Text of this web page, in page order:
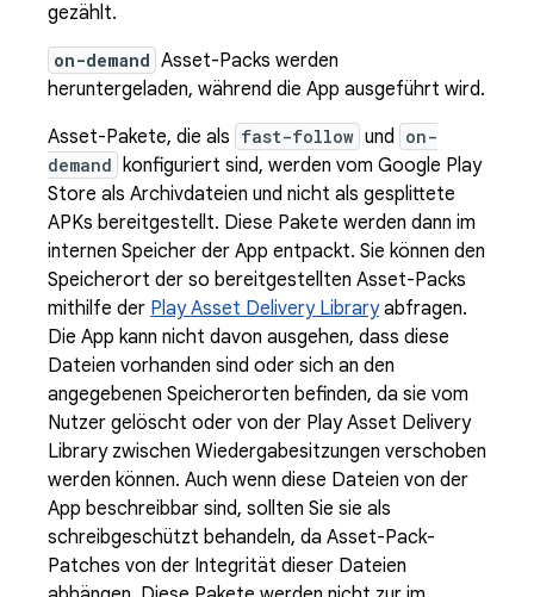
gezählt.
on-demand Asset-Packs werden
heruntergeladen, während die App ausgeführt wird.
Asset-Pakete, die als fast-follow und on-
demand konfiguriert sind, werden vom Google Play
Store als Archivdateien und nicht als gesplittete
APKs bereitgestellt. Diese Pakete werden dann im
internen Speicher der App entpackt. Sie können den
Speicherort der so bereitgestellten Asset-Packs
mithilfe der Play Asset Delivery Libraryabfragen.
Die App kann nicht davon ausgehen, dass diese
Dateien vorhanden sind oder sich an den
angegebenen Speicherorten befinden, da sie vom
Nutzer gelöscht oder von der Play Asset Delivery
Library zwischen Wiedergabesitzungen verschoben
werden können. Auch wenn diese Dateien von der
App beschreibbar sind, sollten Sie sie als
schreibgeschützt behandeln, da Asset-Pack-
Patches von der Integrität dieser Dateien